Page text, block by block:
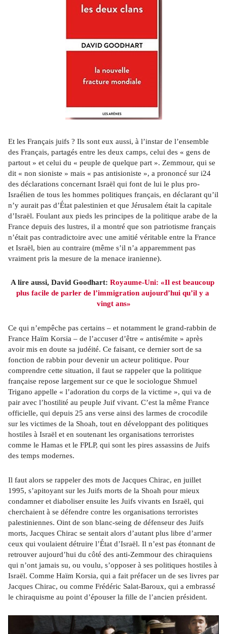
Et les Français juifs ? Ils sont eux aussi, à l’instar de l’ensemble
des Français, partagés entre les deux camps, celui des « gens de
partout » et celui du « peuple de quelque part ». Zemmour, qui se
dit « non sioniste » mais « pas antisioniste », a prononcé sur i24
des déclarations concernant Israël qui font de lui le plus pro-
Israélien de tous les hommes politiques français, en déclarant qu’il
n’y aurait pas d’État palestinien et que Jérusalem était la capitale
d’Israël. Foulant aux pieds les principes de la politique arabe de la
France depuis des lustres, il a montré que son patriotisme français
n’était pas contradictoire avec une amitié véritable entre la France
et Israël, bien au contraire (même s’il n’a apparemment pas
vraiment pris la mesure de la menace iranienne).
A lire aussi, David Goodhart: Royaume-Uni: «Il est beaucoup
plus facile de parler de l’immigration aujourd’hui qu’il y a
vingt ans»
Ce qui n’empêche pas certains – et notamment le grand-rabbin de
France Haïm Korsia – de l’accuser d’être « antisémite » après
avoir mis en doute sa judéité. Ce faisant, ce dernier sort de sa
fonction de rabbin pour devenir un acteur politique. Pour
comprendre cette situation, il faut se rappeler que la politique
française repose largement sur ce que le sociologue Shmuel
Trigano appelle « l’adoration du corps de la victime », qui va de
pair avec l’hostilité au peuple Juif vivant. C’est la même France
officielle, qui depuis 25 ans verse ainsi des larmes de crocodile
sur les victimes de la Shoah, tout en développant des politiques
hostiles à Israël et en soutenant les organisations terroristes
comme le Hamas et le FPLP, qui sont les pires assassins de Juifs
des temps modernes.
Il faut alors se rappeler des mots de Jacques Chirac, en juillet
1995, s’apitoyant sur les Juifs morts de la Shoah pour mieux
condamner et diaboliser ensuite les Juifs vivants en Israël, qui
cherchaient à se défendre contre les organisations terroristes
palestiniennes. Oint de son blanc-seing de défenseur des Juifs
morts, Jacques Chirac se sentait alors d’autant plus libre d’armer
ceux qui voulaient détruire l’État d’Israël. Il n’est pas étonnant de
retrouver aujourd’hui du côté des anti-Zemmour des chiraquiens
qui n’ont jamais su, ou voulu, s’opposer à ses politiques hostiles à
Israël. Comme Haïm Korsia, qui a fait préfacer un de ses livres par
Jacques Chirac, ou comme Frédéric Salat-Baroux, qui a embrassé
le chiraquisme au point d’épouser la fille de l’ancien président.